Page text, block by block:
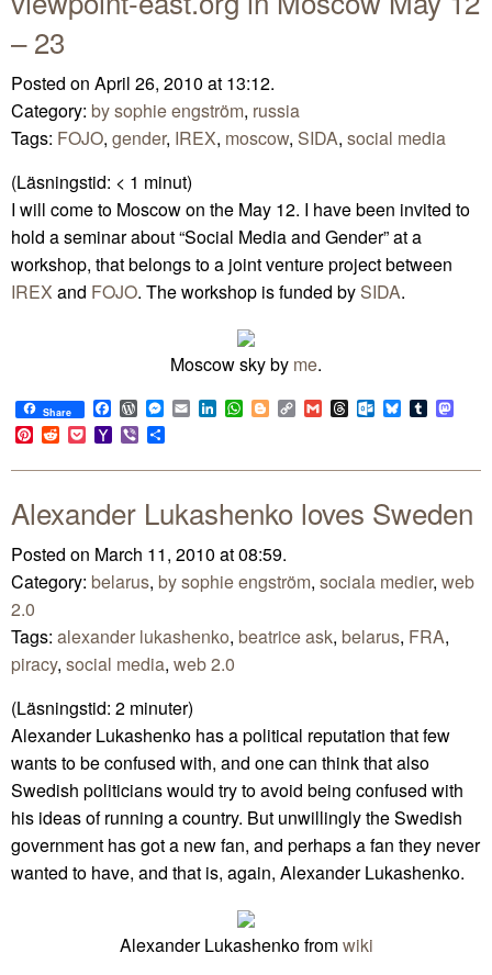
– 23
Posted on April 26, 2010 at 13:12.
Category: by sophie engström, russia
Tags: FOJO, gender, IREX, moscow, SIDA, social media
(Läsningstid: < 1 minut)
I will come to Moscow on the May 12. I have been invited to
hold a seminar about “Social Media and Gender” at a
workshop, that belongs to a joint venture project between
IREX and FOJO. The workshop is funded by SIDA.
Moscow sky by me.
Share Facebook
WordPress
Messenger
EmailLinkedIn
WhatsApp
BloggerCopy
Link
GmailThreadsOutlook.com
BlueskyTumblr
Pinterest
RedditPocketYahoo
Mail
Viber
Alexander Lukashenko loves Sweden
Posted on March 11, 2010 at 08:59.
Category: belarus, by sophie engström, sociala medier, web
2.0
Tags: alexander lukashenko, beatrice ask, belarus, FRA,
piracy, social media, web 2.0
(Läsningstid: 2 minuter)
Alexander Lukashenko has a political reputation that few
wants to be confused with, and one can think that also
Swedish politicians would try to avoid being confused with
his ideas of running a country. But unwillingly the Swedish
government has got a new fan, and perhaps a fan they never
wanted to have, and that is, again, Alexander Lukashenko.
Alexander Lukashenko fromwiki